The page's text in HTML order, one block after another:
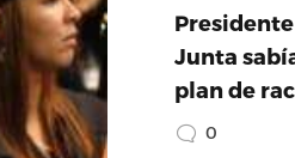
Junta
plan de
0